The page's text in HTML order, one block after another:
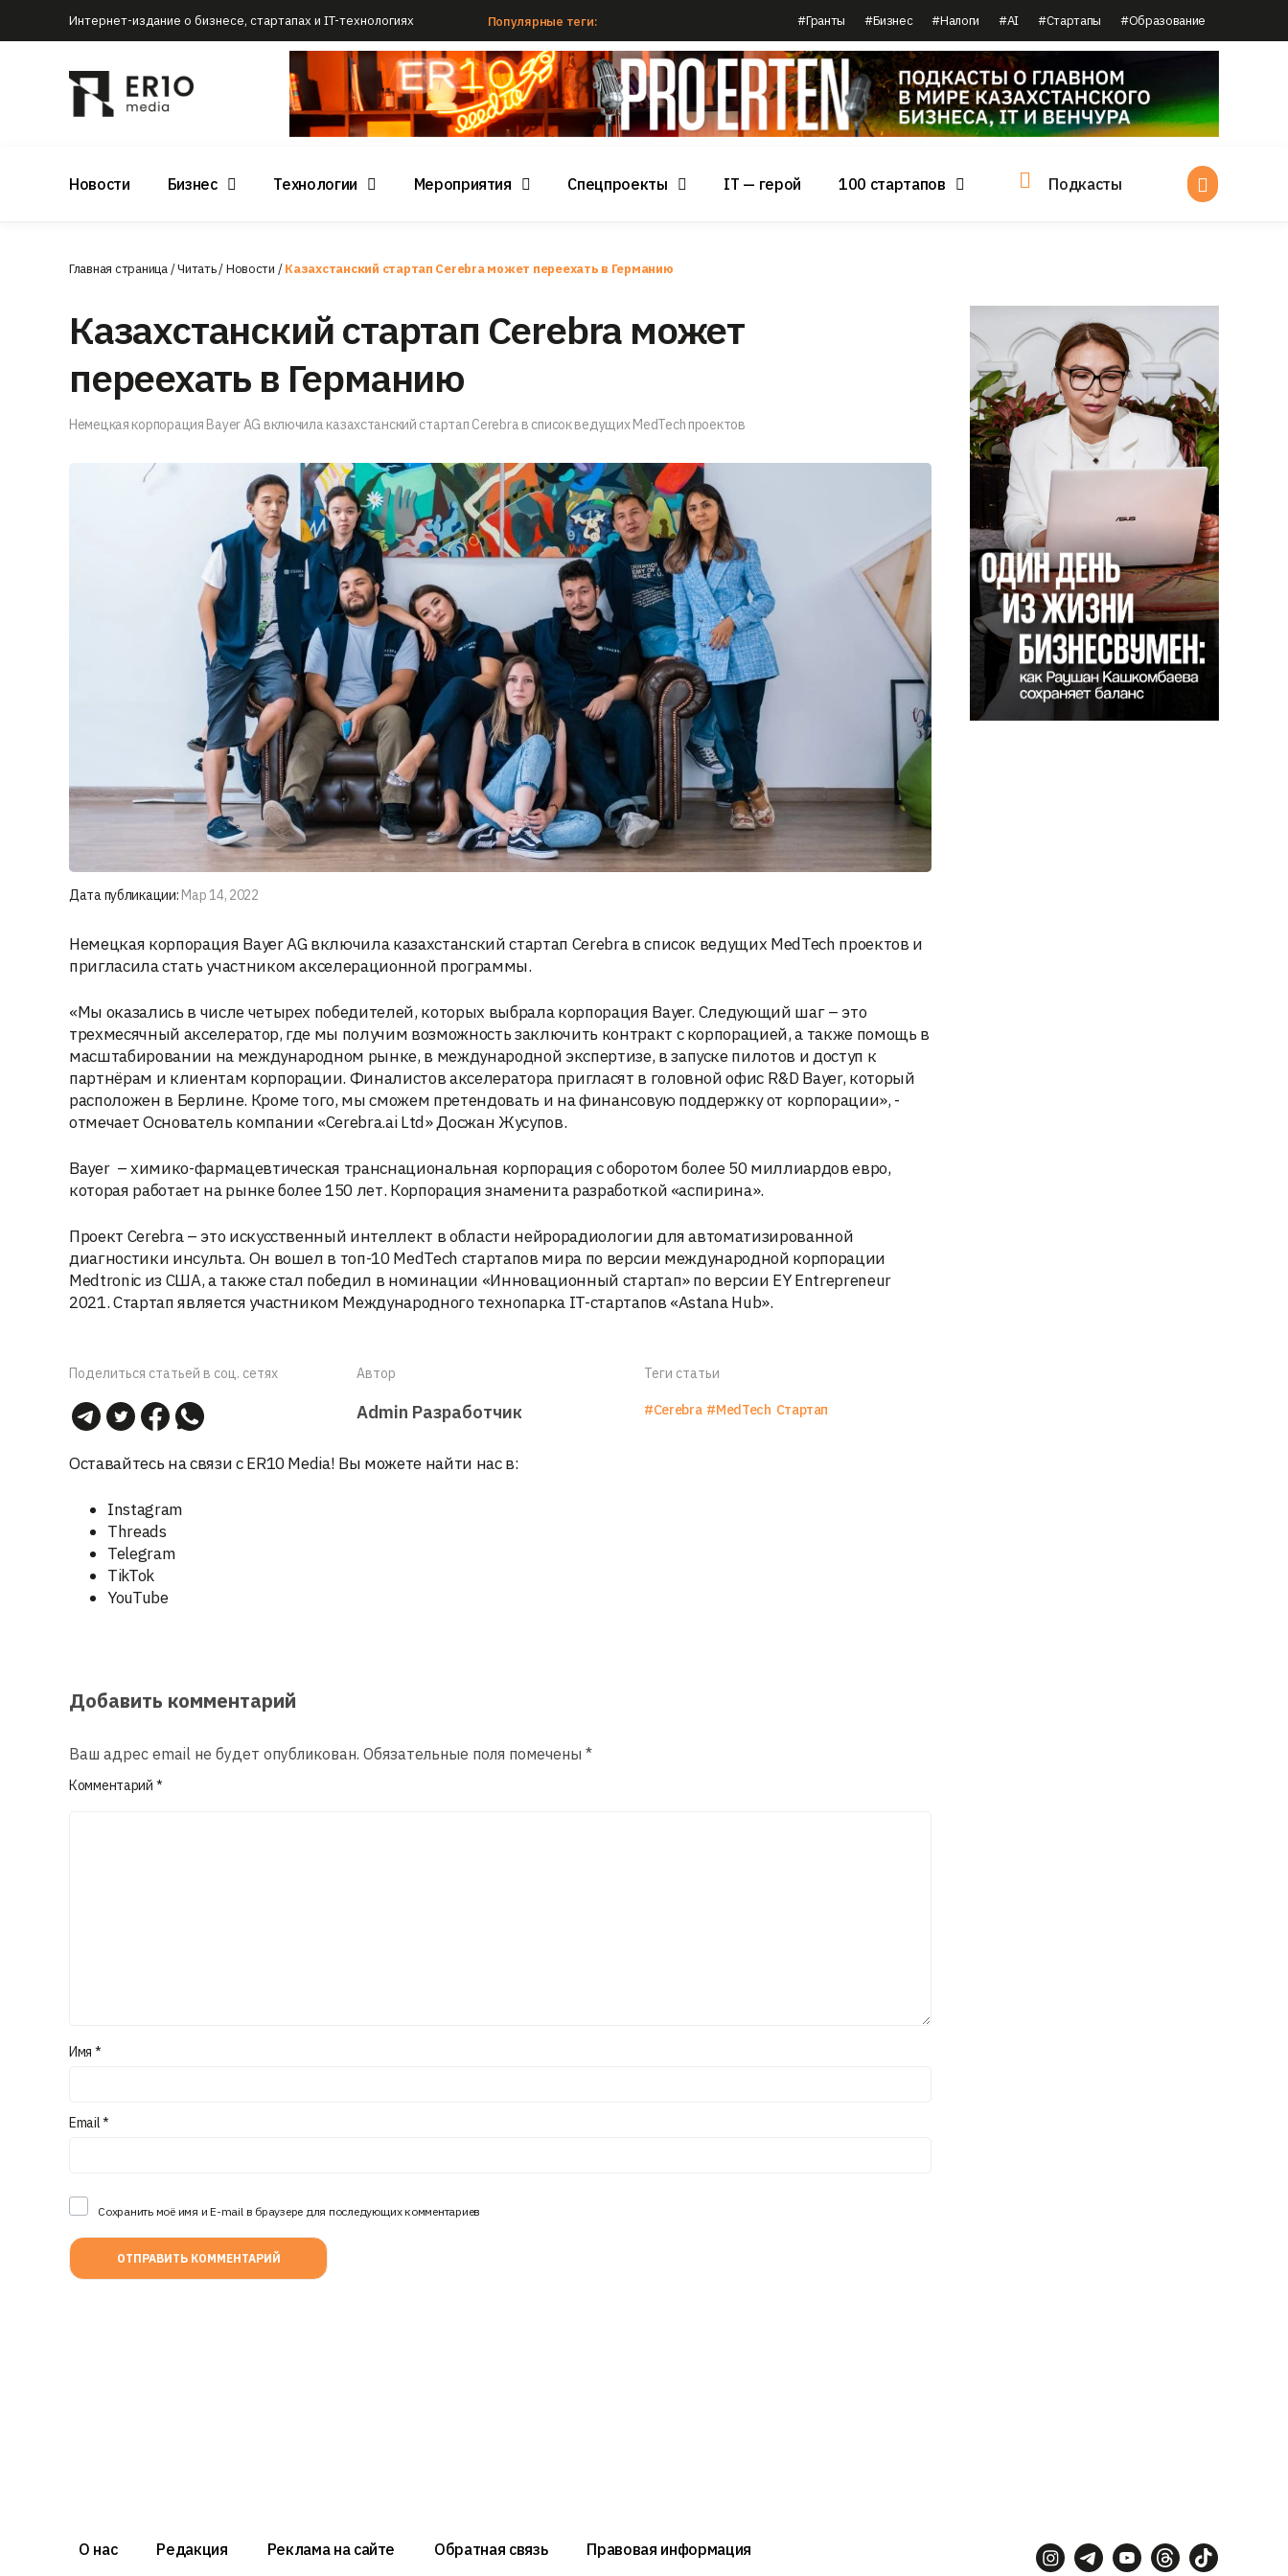
Интернет-издание о бизнесе, стартапах и IT-технологиях Популярные теги: #Гранты #Бизнес #Налоги #AI #Стартапы #Образование
Новости Бизнес Технологии Мероприятия Спецпроекты IT — герой 100 стартапов Подкасты
Главная страница/Читать/Новости /Казахстанский стартап Cerebra может переехать в Германию
Казахстанский стартап Cerebra может
переехать в Германию
Немецкая корпорация Bayer AG включила казахстанский стартап Cerebra в список ведущих MedTech проектов
Дата публикации: Мар 14, 2022
Немецкая корпорация Bayer AG включила казахстанский стартап Cerebra в список ведущих MedTech проектов и
пригласила стать участником акселерационной программы.
«Мы оказались в числе четырех победителей, которых выбрала корпорация Bayer. Следующий шаг – это
трехмесячный акселератор, где мы получим возможность заключить контракт с корпорацией, а также помощь в
масштабировании на международном рынке, в международной экспертизе, в запуске пилотов и доступ к
партнёрам и клиентам корпорации. Финалистов акселератора пригласят в головной офис R&D Bayer, который
расположен в Берлине. Кроме того, мы сможем претендовать и на финансовую поддержку от корпорации», -
отмечает Основатель компании «Cerebra.ai Ltd» Досжан Жусупов.
Bayer – химико-фармацевтическая транснациональная корпорация с оборотом более 50 миллиардов евро,
которая работает на рынке более 150 лет. Корпорация знаменита разработкой «аспирина».
Проект Cerebra – это искусственный интеллект в области нейрорадиологии для автоматизированной
диагностики инсульта. Он вошел в топ-10 MedTech стартапов мира по версии международной корпорации
Medtronic из США, а также стал победил в номинации «Инновационный стартап» по версии EY Entrepreneur
2021. Стартап является участником Международного технопарка IT-стартапов «Astana Hub».
Поделиться статьей в соц. сетях Автор
Admin Разработчик
Теги статьи
#Cerebra #MedTech Стартап
Оставайтесь на связи с ER10 Media! Вы можете найти нас в:
Instagram
Threads
Telegram
TikTok
YouTube
Добавить комментарий
Ваш адрес email не будет опубликован. Обязательные поля помечены *
Комментарий *
Имя *
Email*
Сохранить моё имя и E-mail в браузере для последующих комментариев
О нас Редакция Реклама на сайте Обратная связь Правовая информация